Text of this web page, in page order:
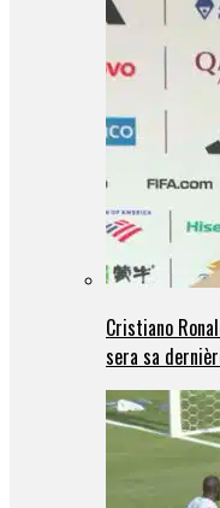
Cristiano
sera sa